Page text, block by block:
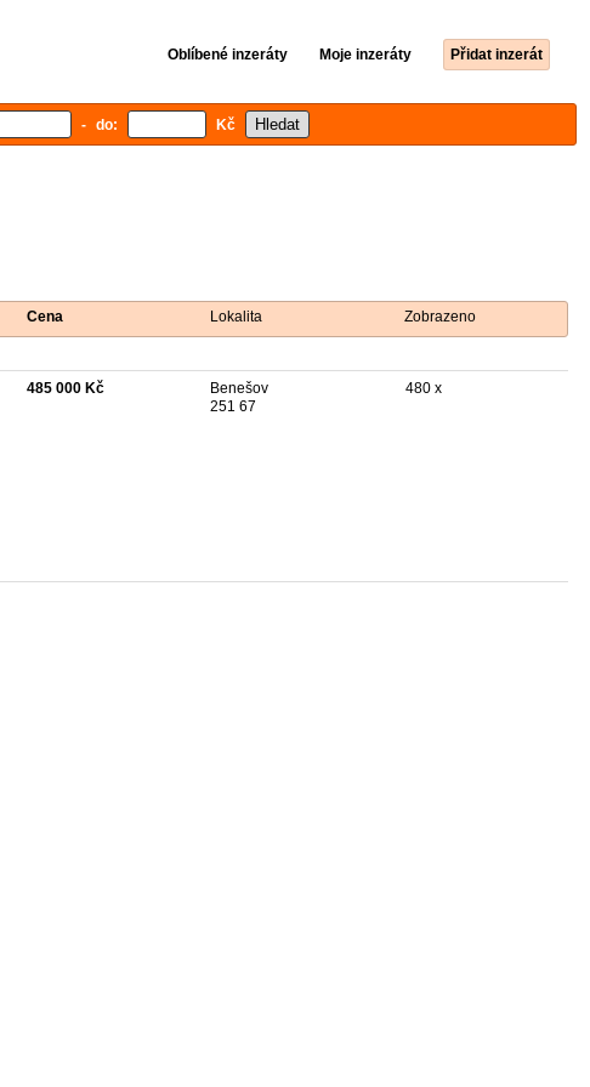
Oblíbené inzeráty Moje inzeráty Přidat inzerát
- do: Kč
Cena Lokalita Zobrazeno
485 000 Kč
Benešov
251 67
480 x